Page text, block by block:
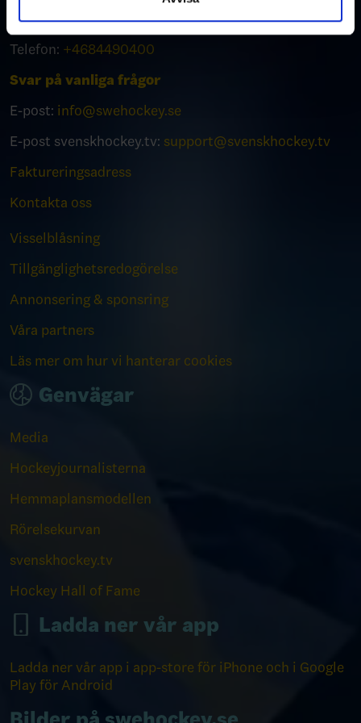
Kontakt
Telefon: +4684490400
Svar på vanliga frågor
E-post: info@swehockey.se
E-post svenskhockey.tv: support@svenskhockey.tv
Faktureringsadress
Kontakta oss
Visselblåsning
Tillgänglighetsredogörelse
Annonsering & sponsring
Våra partners
Läs mer om hur vi hanterar cookies
Genvägar
Media
Hockeyjournalisterna
Hemmaplansmodellen
Rörelsekurvan
svenskhockey.tv
Hockey Hall of Fame
Ladda ner vår app
Ladda ner vår app i app-store för iPhone och i Google
Play för Android